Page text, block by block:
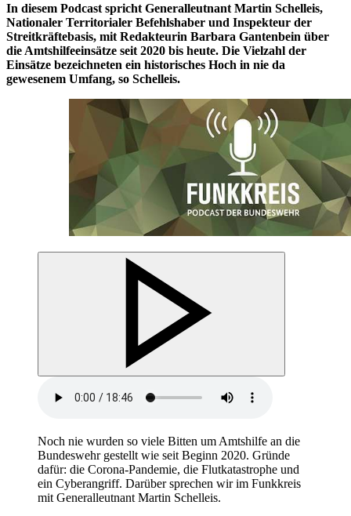
In diesem Podcast spricht Generalleutnant Martin Schelleis,
Nationaler Territorialer Befehlshaber und Inspekteur der
Streitkräftebasis, mit Redakteurin Barbara Gantenbein über
die Amtshilfeeinsätze seit 2020 bis heute. Die Vielzahl der
Einsätze bezeichneten ein historisches Hoch in nie da
gewesenem Umfang, so Schelleis.
Noch nie wurden so viele Bitten um Amtshilfe an die
Bundeswehr gestellt wie seit Beginn 2020. Gründe
dafür: die Corona-Pandemie, die Flutkatastrophe und
ein Cyberangriff. Darüber sprechen wir im Funkkreis
mit Generalleutnant Martin Schelleis.